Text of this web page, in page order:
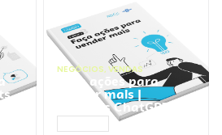
NEGÓCIOS, VENDAS
Faça ações para
vender mais |
Prompts ChatGPT